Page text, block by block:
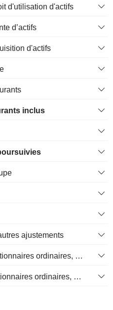
d'utilisation d'actifs
d’actifs
d'actifs
inclus
ajustements
Résultat net pour les actionnaires ordinaires, éléments exceptionnels inclus.
Revenu net pour les actionnaires ordinaires, hors éléments exceptionnelsRésultat net pour les actionnaires ordinaires, éléments exceptionnels exclus.